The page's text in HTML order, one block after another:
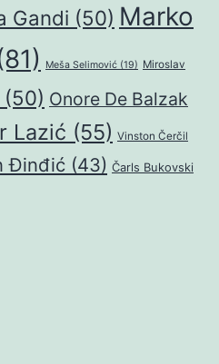
Gandi (50) Marko
Meša Selimović (19) Miroslav
(50) Onore De Balzak
Lazić (55) Vinston Čerčil
Đinđić (43) Čarls Bukovski